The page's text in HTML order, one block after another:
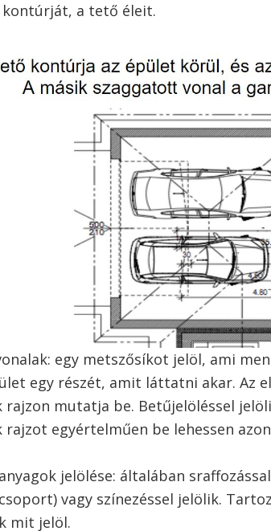
kontúrját, a tető éleit.
egy metszősíkot jelöl, ami
egy részét, amit láttatni akar. Az
rajzon mutatja be. Betűjelöléssel
rajzot egyértelműen be lehessen
jelölése: általában
vagy színezéssel jelölik.
mit jelöl.